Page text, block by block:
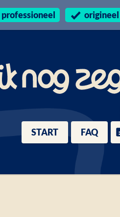
professioneel origineel
START FAQ